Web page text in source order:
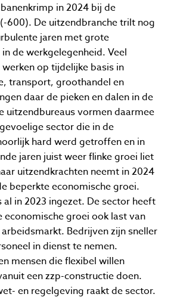
in 2024 bij de
600). De uitzendbranche trilt nog
jaren met grote
de werkgelegenheid. Veel
op tijdelijke basis in
transport, groothandel en
daar de pieken en dalen in de
uitzendbureaus vormen daarmee
sector die in de
hard werd getroffen en in
jaren juist weer flinke groei liet
uitzendkrachten neemt in 2024
beperkte economische groei.
al in 2023 ingezet. De sector heeft
economische groei ook last van
Bedrijven zijn sneller
in dienst te nemen.
mensen die flexibel willen
een zzp-constructie doen.
en regelgeving raakt de sector.